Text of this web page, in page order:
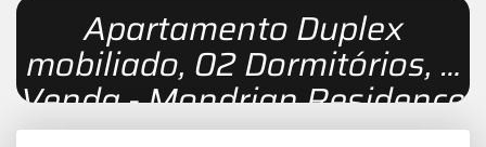
Apartamento Duplex
mobiliado, 02 Dormitórios, à
Venda - Mondrian Residence